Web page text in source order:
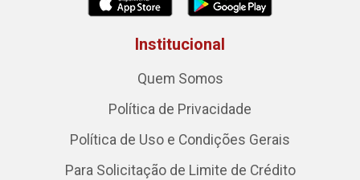
Institucional
Quem Somos
Política de Privacidade
Política de Uso e Condições Gerais
Para Solicitação de Limite de Crédito